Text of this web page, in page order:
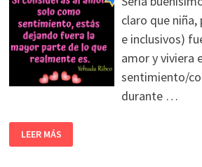
claro que
e inclusivos)
amor y viviera
sentimiento/
durante …
LEER MÁS